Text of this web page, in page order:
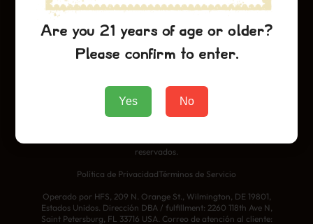
Empresa
reservados.
Política de PrivacidadTérminos de Servicio
Operado por HFS, 209 N. Orange St., Wilmington, DE 19801,
Estados Unidos. Dirección DBA / fulfillment: 2260 118th Ave N,
Saint Petersburg, FL 33716 USA. Correo de atención al cliente:
Are you 21 years of age or older?
Please confirm to enter.
Yes No